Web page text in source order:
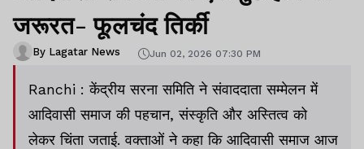
जरूरत- फूलचंद तिर्की
By Lagatar News Jun 02, 2026 07:30 PM
Ranchi : केंद्रीय सरना समिति ने संवाददाता सम्मेलन में
आदिवासी समाज की पहचान, संस्कृति और अस्तित्व को
लेकर चिंता जताई. वक्ताओं ने कहा कि आदिवासी समाज आज